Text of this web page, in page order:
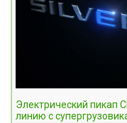
Электрический пикап
линию с